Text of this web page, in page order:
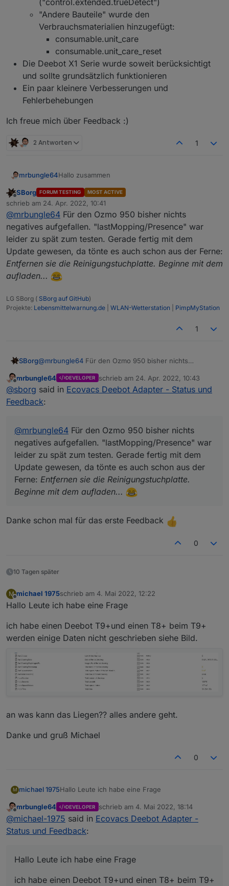
Installation i.d.R. neu erstellt wird.
Deebot Staubsauger in VIS integrieren -
ioBroker Tutorial | verdrahtet.info
Ideen-Sammlung "Views für ozmo Deebot"
(für Deebot Geräte im Allgemeinen)
"Andere Bauteile" wurde den
Verbrauchsmaterialien hinzugefügt:
consumable.unit_care
consumable.unit_care_reset
Die Deebot X1 Serie wurde soweit berücksichtigt
und sollte grundsätzlich funktionieren
Ein paar kleinere Verbesserungen und
Fehlerbehebungen
Ich freue mich über Feedback :)
2 Antworten 1
mrbungle64Hallo zusammen
Ich habe die Version 1.4.0 über das Latest/Beta
Repo released.
Folgendes ist neu:
"Letzte Anwesenheit pro Raum"-Funktion
(siehehier)
Die Funktion ist aber noch als
experimentell einzustufen
lastTimeMoppingTimestamp
lastTimePresenceTimestamp
Adapter Einstellungen angepasst
Schwellenwert für die "Letzte
Anwesenheit" Funktion
Permanenten Wert für die Anzahl der
Reinigungsdurchläufe setzen und
auslesen:
control.extended.cleanCount
"True Detect 3D" ein- und ausschalten
("control.extended.trueDetect")
"Andere Bauteile" wurde den
Verbrauchsmaterialien hinzugefügt:
consumable.unit_care_reset
Die Deebot X1 Serie wurde soweit
Ich freue mich über Feedback :)
Offline
SBorg FORUM TESTING MOST ACTIVE
schrieb am 24. Apr. 2022, 10:41
zuletzt editiert von
@mrbungle64 Für den Ozmo 950 bisher nichts
negatives aufgefallen. "lastMopping/Presence" war
leider zu spät zum testen. Gerade fertig mit dem
Update gewesen, da tönte es auch schon aus der Ferne:
Entfernen sie die Reinigungstuchplatte. Beginne mit dem
aufladen...
LG SBorg ( SBorg auf GitHub)
Projekte: Lebensmittelwarnung.de WLAN-Wetterstation PimpMyStation
1
SBorg@mrbungle64 Für den Ozmo 950 bisher nichts
leider zu spät zum testen. Gerade fertig mit dem Update
gewesen, da tönte es auch schon aus der Ferne:
Entfernen sie die Reinigungstuchplatte. Beginne mit dem
Offline
mrbungle64 DEVELOPER schrieb am 24. Apr. 2022, 10:43
zuletzt editiert von
@sborg said in Ecovacs Deebot Adapter - Status und
Feedback:
@mrbungle64 Für den Ozmo 950 bisher nichts
negatives aufgefallen. "lastMopping/Presence" war
leider zu spät zum testen. Gerade fertig mit dem
Update gewesen, da tönte es auch schon aus der
Ferne: Entfernen sie die Reinigungstuchplatte.
Beginne mit dem aufladen...
Danke schon mal für das erste Feedback
0
10 Tagen später
M
Offline
michael 1975schrieb am 4. Mai 2022, 12:22
zuletzt editiert von
Hallo Leute ich habe eine Frage
ich habe einen Deebot T9+und einen T8+ beim T9+
werden einige Daten nicht geschrieben siehe Bild.
an was kann das Liegen?? alles andere geht.
Danke und gruß Michael
0
M michael 1975Hallo Leute ich habe eine Frage
ich habe einen Deebot T9+und einen T8+ beim
T9+ werden einige Daten nicht geschrieben
siehe Bild.
an was kann das Liegen?? alles andere geht.
Offline
mrbungle64 DEVELOPER schrieb am 4. Mai 2022, 18:14
zuletzt editiert von
@michael-1975 said in Ecovacs Deebot Adapter -
Status und Feedback:
Hallo Leute ich habe eine Frage
ich habe einen Deebot T9+und einen T8+ beim T9+